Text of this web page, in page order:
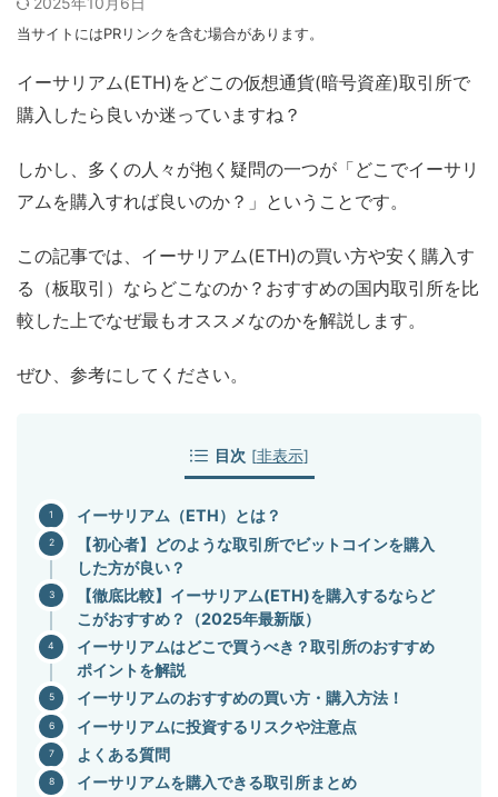
当サイトにはPRリンクを含む場合があります。
イーサリアム(ETH)をどこの仮想通貨(暗号資産)取引所で
購入したら良いか迷っていますね？
しかし、多くの人々が抱く疑問の一つが「どこでイーサリ
アムを購入すれば良いのか？」ということです。
この記事では、イーサリアム(ETH)の買い方や安く購入す
る（板取引）ならどこなのか？おすすめの国内取引所を比
較した上でなぜ最もオススメなのかを解説します。
ぜひ、参考にしてください。
目次 [非表示]
イーサリアム（ETH）とは？
【初心者】どのような取引所でビットコインを購入
した方が良い？
【徹底比較】イーサリアム(ETH)を購入するならど
こがおすすめ？（2025年最新版）
イーサリアムはどこで買うべき？取引所のおすすめ
ポイントを解説
イーサリアムのおすすめの買い方・購入方法！
イーサリアムに投資するリスクや注意点
よくある質問
イーサリアムを購入できる取引所まとめ